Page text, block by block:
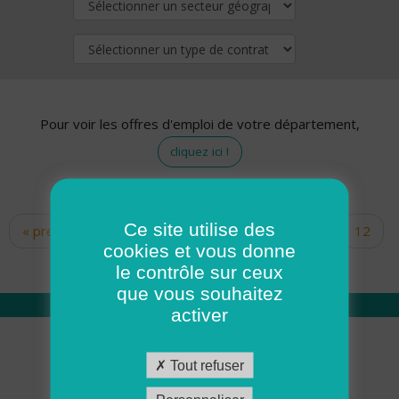
Pour voir les offres d'emploi de votre département,
cliquez ici !
Pages
« premier ‹ précédent … 10
12
14 15 16 17
Qui sommes nous
Académie ADMR
Ce site utilise des
cookies et vous donne
le contrôle sur ceux
que vous souhaitez
activer
Tout refuser